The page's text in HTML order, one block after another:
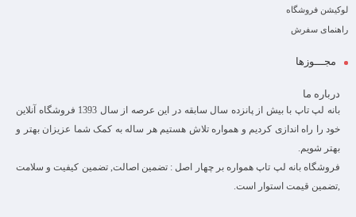
لوکیشن فروشگاه
راهنمای سفرش
مجـــوزها
درباره ما
بانه لپ تاپ با بیش از پانزده سال سابقه در این عرصه از سال 1393 فروشگاه آنلاین
خود را راه اندازی کردیم و همواره تلاش هستیم هر ساله به کمک شما عزیزان بهتر و
بهتر شویم.
فروشگاه بانه لپ تاپ همواره بر چهار اصل : تضمین اصالت, تضمین کیفیت و سلامت
,تضمین قیمت استوار است.